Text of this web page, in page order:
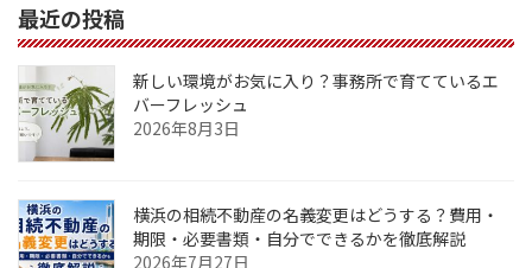
最近の投稿
新しい環境がお気に入り？事務所で育てているエ
バーフレッシュ
2026年8月3日
横浜の相続不動産の名義変更はどうする？費用・
期限・必要書類・自分でできるかを徹底解説
2026年7月27日